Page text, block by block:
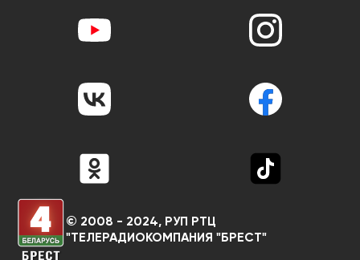
© 2008 - 2024, РУП РТЦ
"ТЕЛЕРАДИОКОМПАНИЯ "БРЕСТ"